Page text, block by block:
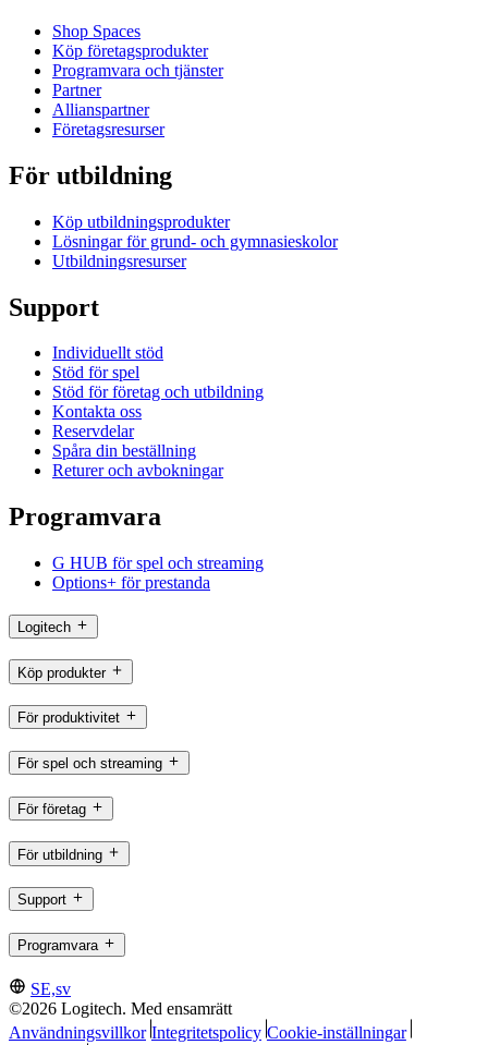
Shop Spaces
Köp företagsprodukter
Programvara och tjänster
Partner
Allianspartner
Företagsresurser
För utbildning
Köp utbildningsprodukter
Lösningar för grund- och gymnasieskolor
Utbildningsresurser
Support
Individuellt stöd
Stöd för spel
Stöd för företag och utbildning
Kontakta oss
Reservdelar
Spåra din beställning
Returer och avbokningar
Programvara
G HUB för spel och streaming
Options+ för prestanda
Logitech
Köp produkter
För produktivitet
För spel och streaming
För företag
För utbildning
Support
Programvara
SE,sv
©2026 Logitech. Med ensamrätt
Användningsvillkor Integritetspolicy Cookie-inställningar